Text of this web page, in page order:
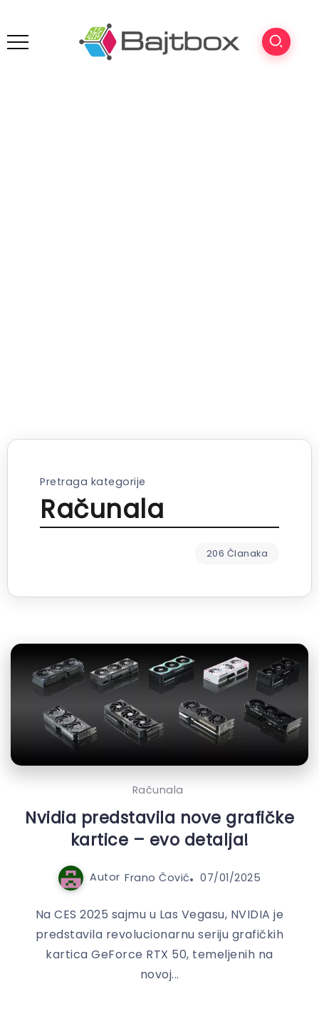
Pretraga kategorije
Računala
206 Članaka
Računala
Nvidia predstavila nove grafičke
kartice – evo detalja!
Autor Frano Čović 07/01/2025
Na CES 2025 sajmu u Las Vegasu, NVIDIA je
predstavila revolucionarnu seriju grafičkih
kartica GeForce RTX 50, temeljenih na
novoj...